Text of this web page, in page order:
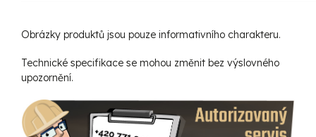
Obrázky produktů jsou pouze informativního charakteru.
Technické specifikace se mohou změnit bez výslovného
upozornění.